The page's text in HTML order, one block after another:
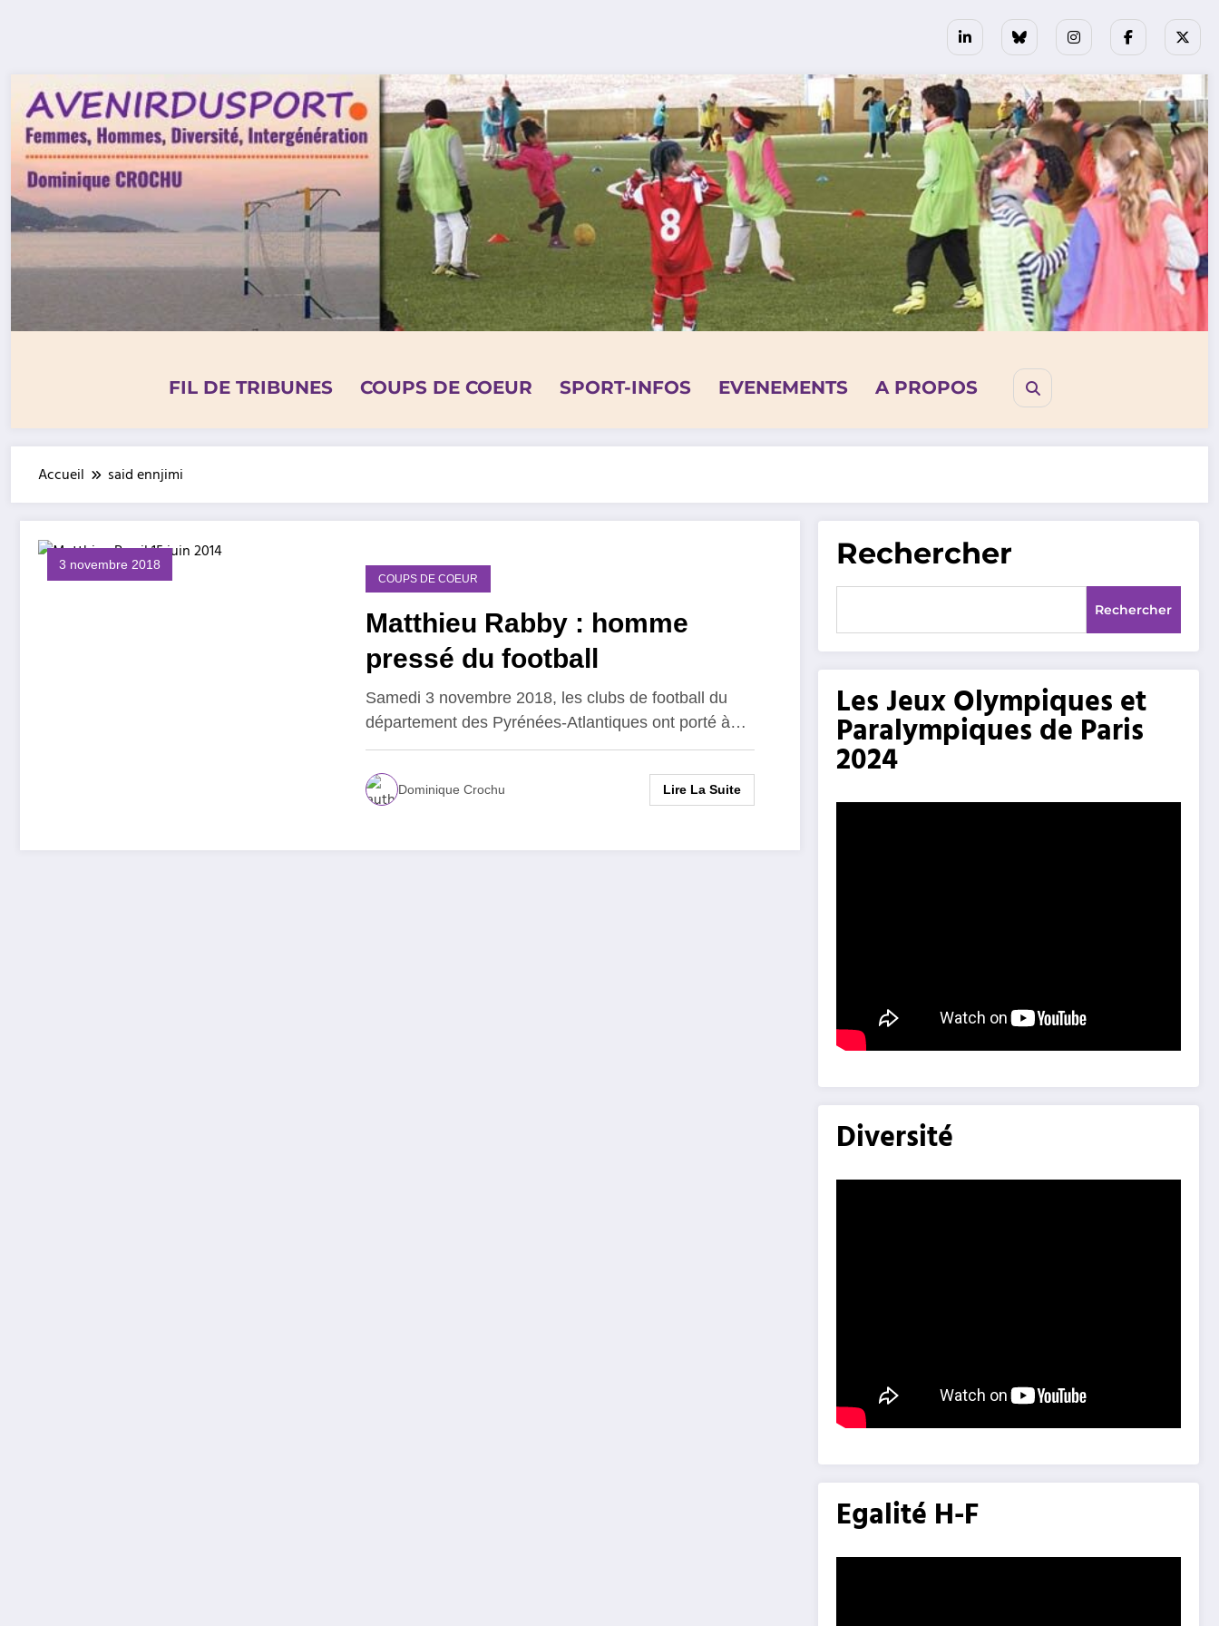
FIL DE TRIBUNES COUPS DE COEUR SPORT-INFOS EVENEMENTS A PROPOS
Accueil said ennjimi
3 novembre 2018
COUPS DE COEUR
Matthieu Rabby : homme
pressé du football
Samedi 3 novembre 2018, les clubs de football du
département des Pyrénées-Atlantiques ont porté à…
Dominique Crochu Lire La Suite
Rechercher
Rechercher
Les Jeux Olympiques et
Paralympiques de Paris
2024
Diversité
Egalité H-F